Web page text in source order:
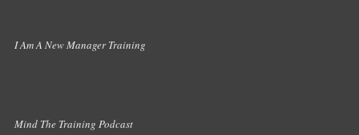
I Am A New Manager Training
Mind The Training Podcast